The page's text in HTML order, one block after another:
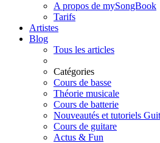
A propos de mySongBook
Tarifs
Artistes
Blog
Tous les articles
Catégories
Cours de basse
Théorie musicale
Cours de batterie
Nouveautés et tutoriels
Cours de guitare
Actus & Fun